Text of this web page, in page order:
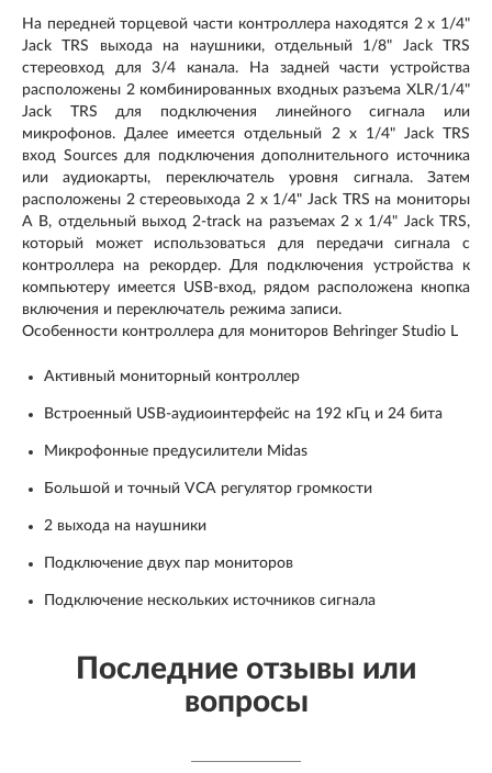
На передней торцевой части контроллера находятся 2 x 1/4"
Jack TRS выхода на наушники, отдельный 1/8" Jack TRS
стереовход для 3/4 канала. На задней части устройства
расположены 2 комбинированных входных разъема XLR/1/4"
Jack TRS для подключения линейного сигнала или
микрофонов. Далее имеется отдельный 2 х 1/4" Jack TRS
вход Sources для подключения дополнительного источника
или аудиокарты, переключатель уровня сигнала. Затем
расположены 2 стереовыхода 2 x 1/4" Jack TRS на мониторы
A B, отдельный выход 2-track на разъемах 2 x 1/4" Jack TRS,
который может использоваться для передачи сигнала с
контроллера на рекордер. Для подключения устройства к
компьютеру имеется USB-вход, рядом расположена кнопка
включения и переключатель режима записи.
Особенности контроллера для мониторов Behringer Studio L
Активный мониторный контроллер
Встроенный USB-аудиоинтерфейс на 192 кГц и 24 бита
Микрофонные предусилители Midas
Большой и точный VCA регулятор громкости
2 выхода на наушники
Подключение двух пар мониторов
Подключение нескольких источников сигнала
Последние отзывы или
вопросы